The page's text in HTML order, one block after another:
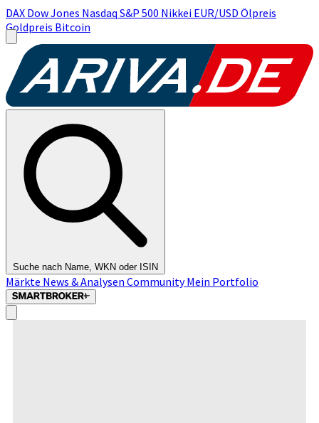
DAX Dow Jones Nasdaq S&P 500 Nikkei EUR/USD Ölpreis
Goldpreis Bitcoin
Suche nach Name, WKN oder ISIN
Märkte News & Analysen CommunityMein Portfolio